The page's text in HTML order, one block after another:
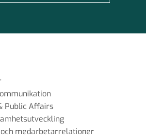
Public Affairs
medarbetarrelationer